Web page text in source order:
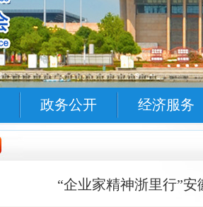
政务公开 经济服务
“企业家精神浙里行”